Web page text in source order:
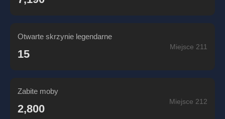
Otwarte skrzynie legendarne
15
Miejsce 211
Zabite moby
2,800
Miejsce 212